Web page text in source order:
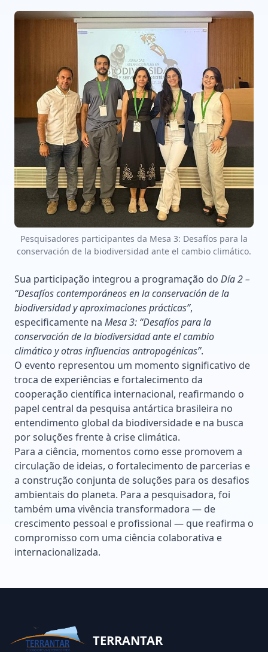
Pesquisadores participantes da Mesa 3: Desafíos para la
conservación de la biodiversidad ante el cambio climático.
Sua participação integrou a programação do Día 2 –
“Desafíos contemporáneos en la conservación de la
biodiversidad y aproximaciones prácticas”,
especificamente na Mesa 3: “Desafíos para la
conservación de la biodiversidad ante el cambio
climático y otras influencias antropogénicas”.
O evento representou um momento significativo de
troca de experiências e fortalecimento da
cooperação científica internacional, reafirmando o
papel central da pesquisa antártica brasileira no
entendimento global da biodiversidade e na busca
por soluções frente à crise climática.
Para a ciência, momentos como esse promovem a
circulação de ideias, o fortalecimento de parcerias e
a construção conjunta de soluções para os desafios
ambientais do planeta. Para a pesquisadora, foi
também uma vivência transformadora — de
crescimento pessoal e profissional — que reafirma o
compromisso com uma ciência colaborativa e
internacionalizada.
TERRANTAR